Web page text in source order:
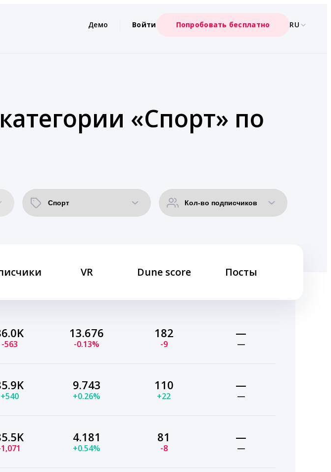
Демо Войти Попробовать бесплатно RU
«Спорт» по
VR Dune score Посты
-563
13.676
-0.13%
182
-9
—
—
+540
9.743
+0.26%
110
+22
—
—
4.181
+0.54%
81
-8
—
—